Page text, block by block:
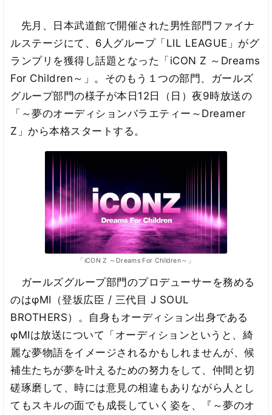
先月、日本武道館で開催された男性部門ファイナ
ルステージにて、6人グループ「LIL LEAGUE」がグ
ランプリを獲得し話題となった「iCON Z ～Dreams
For Children～」。そのもう１つの部門、ガールズ
グループ部門の様子が本日12日（日）夜9時放送の
「～夢のオーディションバラエティー～Dreamer
Z」から本格スタートする。
「iCON Z ～Dreams For Children～」
ガールズグループ部門のプロデューサーを務める
のはφMI（登坂広臣 / 三代目 J SOUL
BROTHERS）。自身もオーディション出身である
φMIは放送について「オーディションというと、綺
麗な夢物語をイメージされるかもしれませんが、候
補生たちが夢を叶えるための努力をして、仲間と切
磋琢磨して、時には意見の相違もありながら人とし
てもスキルの面でも成長していく姿を、『～夢のオ